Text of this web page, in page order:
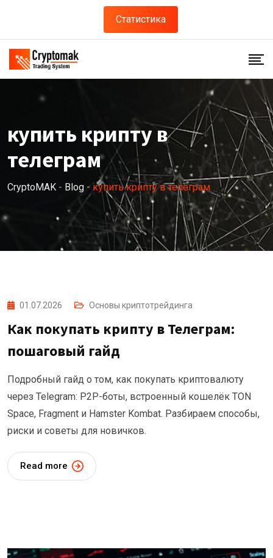
content
Статистика
купить крипту в
телеграм
CryptoMAK - Blog - купить крипту в телеграм
01.07.2026 Основы криптотрейдинга
Как покупать крипту в Телеграм:
пошаговый гайд
Подробный гайд о том, как покупать криптовалюту
через Telegram: P2P-боты, встроенный кошелёк TON
Space, Fragment и Hamster Kombat. Разбираем способы,
риски и советы для новичков.
Read more